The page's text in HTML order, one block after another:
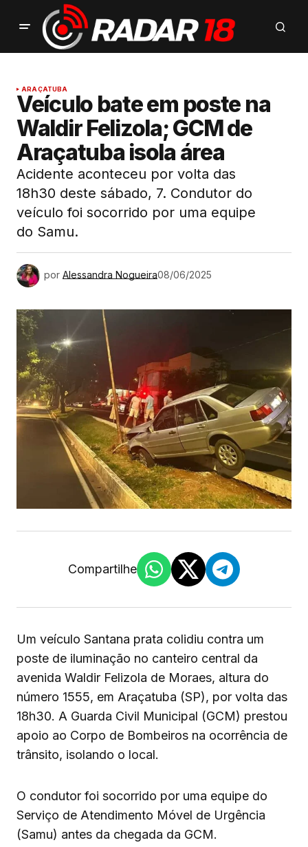
ARAÇATUBA
Veículo bate em poste na
Waldir Felizola; GCM de
Araçatuba isola área
Acidente aconteceu por volta das
18h30 deste sábado, 7. Condutor do
veículo foi socorrido por uma equipe
do Samu.
por Alessandra Nogueira08/06/2025
Compartilhe
Um veículo Santana prata colidiu contra um
poste de iluminação no canteiro central da
avenida Waldir Felizola de Moraes, altura do
número 1555, em Araçatuba (SP), por volta das
18h30. A Guarda Civil Municipal (GCM) prestou
apoio ao Corpo de Bombeiros na ocorrência de
trânsito, isolando o local.
O condutor foi socorrido por uma equipe do
Serviço de Atendimento Móvel de Urgência
(Samu) antes da chegada da GCM.